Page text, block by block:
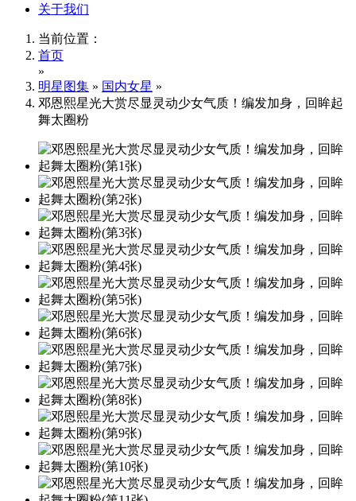
关于我们
当前位置：
首页
»
明星图集 » 国内女星 »
邓恩熙星光大赏尽显灵动少女气质！编发加身，回眸起
舞太圈粉